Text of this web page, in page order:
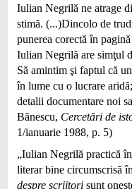
Iulian Negrilă ne atrage
stimă. (...)Dincolo de
punerea corectă în
Iulian Negrilă are simţul
Să amintim şi faptul că
în lume cu o lucrare
detalii documentare noi
Bănescu, Cercetări de
1/ianuarie 1988, p. 5)
„Iulian Negrilă practică
literar bine circumscrisă
despre scriitori sunt